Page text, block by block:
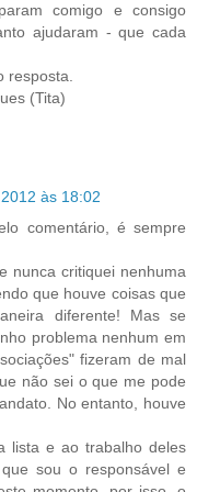
comigo e consigo
ajudaram - que cada
resposta.
(Tita)
às 18:02
comentário, é sempre
nunca critiquei nenhuma
que houve coisas que
diferente! Mas se
problema nenhum em
fizeram de mal
não sei o que me pode
No entanto, houve
lista e ao trabalho deles
sou o responsável e